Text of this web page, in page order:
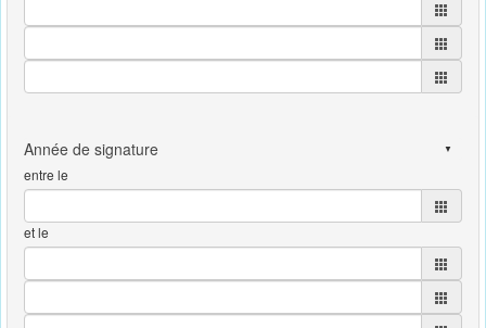
entre le
et le